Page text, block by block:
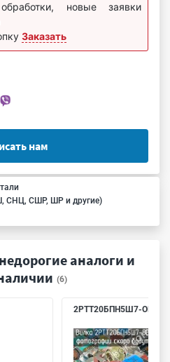
новые заявки
Заказать
нам
СНЦ, СШР, ШР и другие)
аналоги и
(6)
2РТТ20БПН5Ш7-ОВ